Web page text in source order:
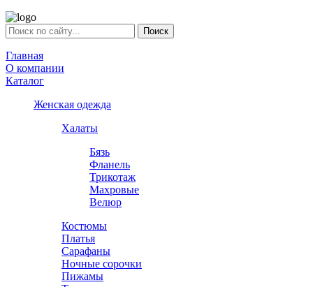
Главная
О компании
Каталог
Женская одежда
Халаты
Бязь
Фланель
Трикотаж
Махровые
Велюр
Костюмы
Платья
Сарафаны
Ночные сорочки
Пижамы